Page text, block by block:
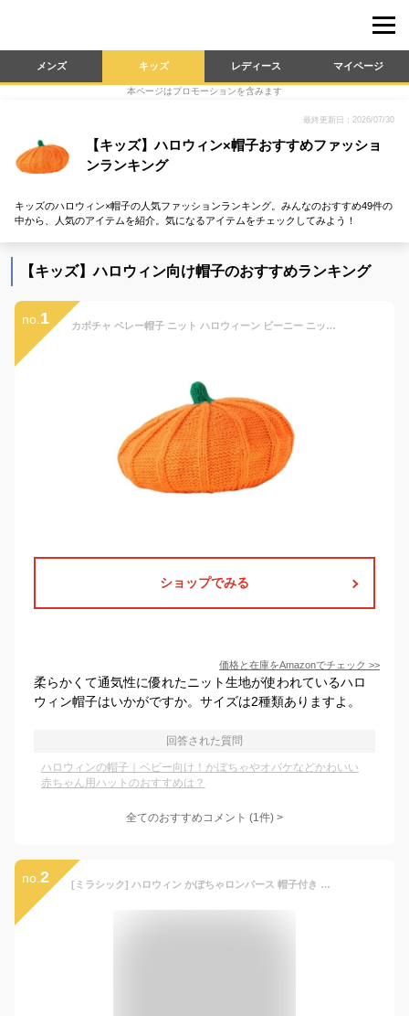
メンズ キッズ レディース マイページ
本ページはプロモーションを含みます
最終更新日：2026/07/30
【キッズ】ハロウィン×帽子おすすめファッショ
ンランキング
キッズのハロウィン×帽子の人気ファッションランキング。みんなのおすすめ49件の
中から、人気のアイテムを紹介。気になるアイテムをチェックしてみよう！
【キッズ】ハロウィン向け帽子のおすすめランキング
no. 1 カボチャ ベレー帽子 ニット ハロウィーン ビーニー ニット帽子 暖かい かぎ針編み スキーキャップ 写真撮影 小道具 帽子 ベビー
ショップでみる
価格と在庫をAmazonでチェック >>
柔らかくて通気性に優れたニット生地が使われているハロ
ウィン帽子はいかがですか。サイズは2種類ありますよ。
回答された質問
ハロウィンの帽子｜ベビー向け！かぼちゃやオバケなどかわいい
赤ちゃん用ハットのおすすめは？
全てのおすすめコメント (1件) >
no. 2 [ミラシック] ハロウィン かぼちゃロンパース 帽子付き ベビー コスチューム 子供 衣装 仮装 コスプレ 赤ちゃん 新生児 幼児 男の子 女の子 着ぐるみ カバーオール 記念撮影 出産祝い ハーフバースデー プレゼント ギフト 80cm TN-PPCT-OR-80